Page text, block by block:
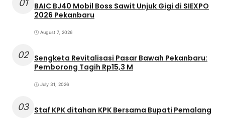
01
BAIC BJ40 Mobil Boss Sawit Unjuk Gigi di SIEXPO
2026 Pekanbaru
August 7, 2026
02 Sengketa Revitalisasi Pasar Bawah Pekanbaru:
Pemborong Tagih Rp15,3 M
July 31, 2026
03 Staf KPK ditahan KPK Bersama Bupati Pemalang